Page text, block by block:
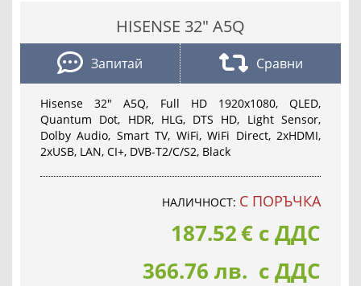
HISENSE 32" A5Q
Запитай Сравни
Hisense 32" A5Q, Full HD 1920x1080, QLED,
Quantum Dot, HDR, HLG, DTS HD, Light Sensor,
Dolby Audio, Smart TV, WiFi, WiFi Direct, 2xHDMI,
2xUSB, LAN, CI+, DVB-T2/C/S2, Black
НАЛИЧНОСТ: С ПОРЪЧКА
187.52€ с ДДС
366.76 лв. с ДДС